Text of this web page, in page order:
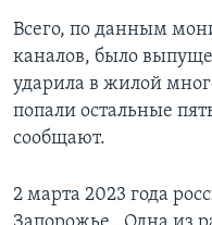
Всего, по данным
каналов, было
ударила в жилой
попали остальные
сообщают.
2 марта 2023 года